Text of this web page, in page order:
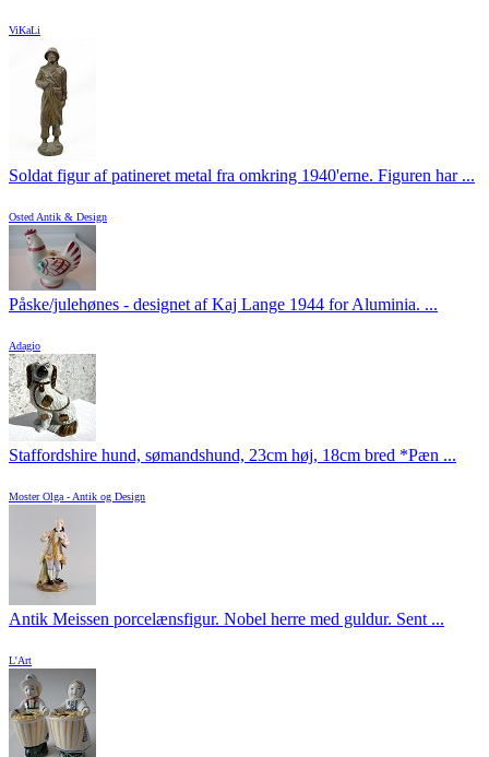
ViKaLi
Soldat figur af patineret metal fra omkring 1940'erne. Figuren har ...
Osted Antik & Design
Påske/julehønes - designet af Kaj Lange 1944 for Aluminia. ...
Adagio
Staffordshire hund, sømandshund, 23cm høj, 18cm bred *Pæn ...
Moster Olga - Antik og Design
Antik Meissen porcelænsfigur. Nobel herre med guldur. Sent ...
L'Art